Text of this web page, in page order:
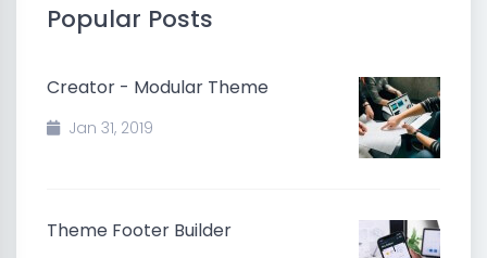
Popular Posts
Creator - Modular Theme
Jan 31, 2019
Theme Footer Builder